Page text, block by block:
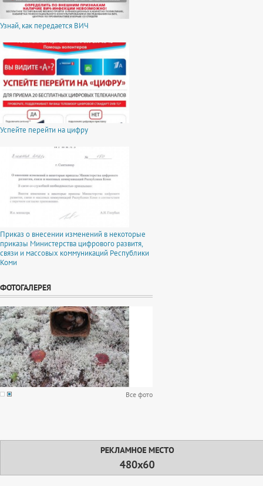
Узнай, как передается ВИЧ
Успейте перейти на цифру
Приказ о внесении изменений в некоторые
приказы Министерства цифрового развитя,
связи и массовых коммуникаций Республики
Коми
ФОТОГАЛЕРЕЯ
Все фото